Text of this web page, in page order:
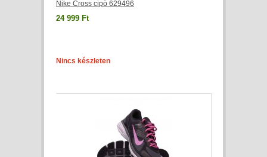
Nike Cross cipö 629496
24 999 Ft
Nincs készleten